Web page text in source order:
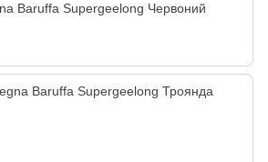
Baruffa Supergeelong Червоний